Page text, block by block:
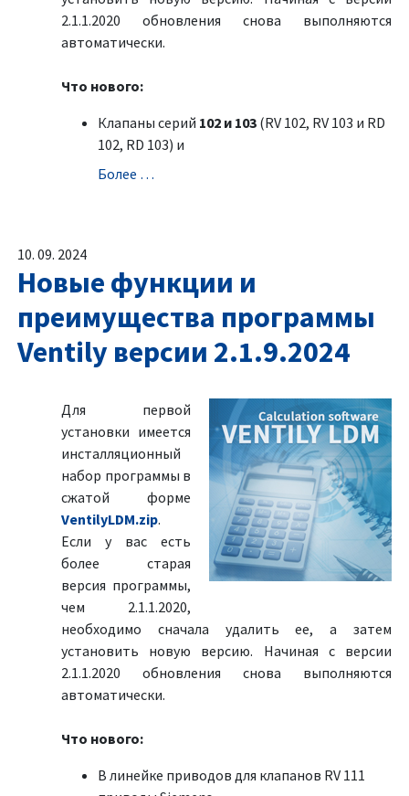
2.1.1.2020 обновления снова выполняются
автоматически.
Что нового:
Клапаны серий 102 и 103 (RV 102, RV 103 и RD
102, RD 103) и
Болeе …
10. 09. 2024
Новые функции и
преимущества программы
Ventily версии 2.1.9.2024
Для первой
установки имеется
инсталляционный
набор программы в
сжатой форме
VentilyLDM.zip.
Если у вас есть
более старая
версия программы,
чем 2.1.1.2020,
необходимо сначала удалить ее, а затем
установить новую версию. Начиная с версии
2.1.1.2020 обновления снова выполняются
автоматически.
Что нового:
В линейке приводов для клапанов RV 111